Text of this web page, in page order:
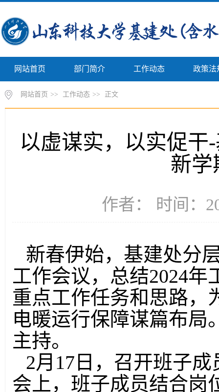
网站首页 部门简介 工作动态 政策法
网站首页 >> 工作动态 >> 正文
以虚谋实，以实促干
新学
作者： 时间：
新春伊始，基建处分
工作会议，总结2024年
重点工作任务和思路，
电暖运行保障谋篇布局
主持。
2月17日，召开班子
会上，班子成员结合岗